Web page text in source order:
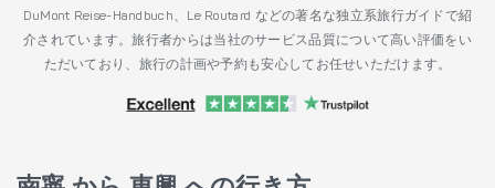
DuMont Reise-Handbuch、Le Routard などの著名な独立系旅行ガイドで紹
介されています。旅行者からは当社のサービス品質について高い評価をい
ただいており、旅行の計画や予約も安心してお任せいただけます。